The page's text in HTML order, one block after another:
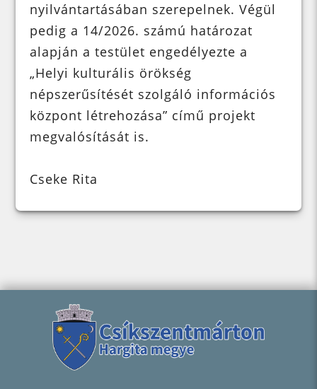
nyilvántartásában szerepelnek. Végül
pedig a 14/2026. számú határozat
alapján a testület engedélyezte a
„Helyi kulturális örökség
népszerűsítését szolgáló információs
központ létrehozása” című projekt
megvalósítását is.
Cseke Rita